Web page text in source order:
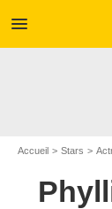
menu
Accueil Stars